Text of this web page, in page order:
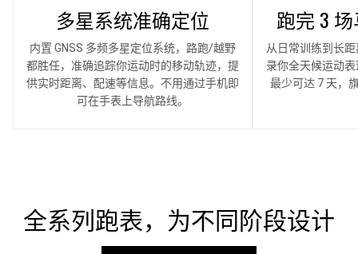
多星系统准确定位
内置 GNSS 多频多星定位系统，路跑/越野
都胜任，准确追踪你运动时的移动轨迹，提
供实时距离、配速等信息。不用通过手机即
可在手表上导航路线。
跑完 3
从日常训练到长
录你全天候运动
最少可达 7 天，
练什么？怎么练？
从 5 公里至马拉松，Garmin 跑步教练提供
免费个性化训练计划，帮助你循序渐进挑战
自我，同时基于健康和训练状况动态调整每
日训练建议，达到最佳训练效果。
训练
透过 HRV 心率变
摄氧量 VO2 Max
果，并判断在下
跑步也能听音乐
从支持的第三方音乐下载播放列表，匹配蓝
牙耳机一键即播，跑步健身 BGM 跟着走。
支持微信支付和
包也能
全系列跑表，为不同阶段设计